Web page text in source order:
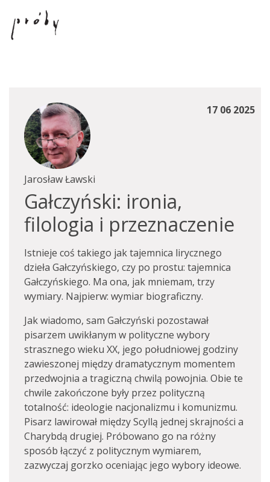
17 06 2025
Jarosław Ławski
Gałczyński: ironia,
filologia i przeznaczenie
Istnieje coś takiego jak tajemnica lirycznego
dzieła Gałczyńskiego, czy po prostu: tajemnica
Gałczyńskiego. Ma ona, jak mniemam, trzy
wymiary. Najpierw: wymiar biograficzny.
Jak wiadomo, sam Gałczyński pozostawał
pisarzem uwikłanym w polityczne wybory
strasznego wieku XX, jego południowej godziny
zawieszonej między dramatycznym momentem
przedwojnia a tragiczną chwilą powojnia. Obie te
chwile zakończone były przez polityczną
totalność: ideologie nacjonalizmu i komunizmu.
Pisarz lawirował między Scyllą jednej skrajności a
Charybdą drugiej. Próbowano go na różny
sposób łączyć z politycznym wymiarem,
zazwyczaj gorzko oceniając jego wybory ideowe.